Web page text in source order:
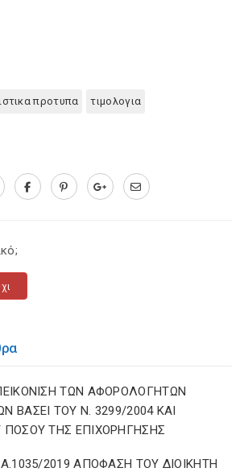
προτυπα τιμολογια
ΤΩΝ ΑΦΟΡΟΛΟΓΗΤΩΝ
ΒΑΣΕΙ ΤΟΥ N. 3299/2004 ΚΑΙ
ΤΗΣ ΕΠΙΧΟΡΗΓΗΣΗΣ
2019 ΑΠΟΦΑΣΗ ΤΟΥ ΔΙΟΙΚΗΤΗ